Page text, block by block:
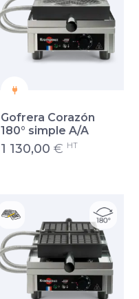
Gofrera Corazón
180° simple A/A
1 130,00 € HT